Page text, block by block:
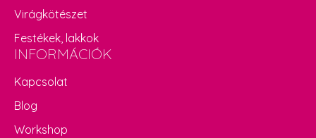
Virágkötészet
Festékek, lakkok
INFORMÁCIÓK
Kapcsolat
Blog
Workshop